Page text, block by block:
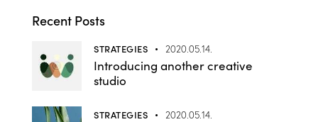
Recent Posts
STRATEGIES 2020.05.14.
Introducing another creative
studio
STRATEGIES 2020.05.14.